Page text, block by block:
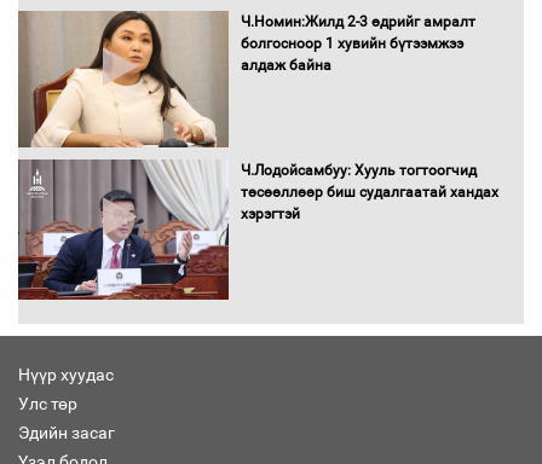
орчныг бүрдүүллээ
баримт
Ч.Номин:Жилд 2-3 өдрийг амралт
болгосноор 1 хувийн бүтээмжээ
алдаж байна
Ч.Лодойсамбуу: Хууль тогтоогчид
төсөөллөөр биш судалгаатай хандах
хэрэгтэй
Нүүр хуудас
Улс төр
Эдийн засаг